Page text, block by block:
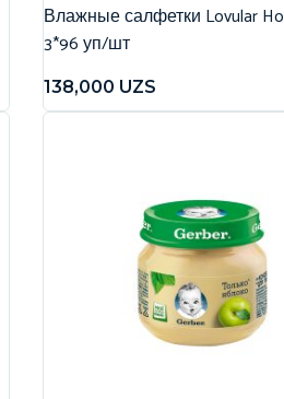
Влажные салфетки Lovular
3*96 уп/шт
138,000 UZS